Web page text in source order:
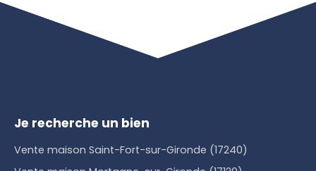
Je recherche un bien
Vente maison Saint-Fort-sur-Gironde (17240)